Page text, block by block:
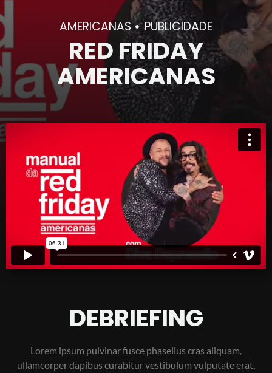
AMERICANAS PUBLICIDADE
RED FRIDAY
AMERICANAS
DEBRIEFING
Lorem ipsum pulvinar fusce phasellus cras aliquam,
ullamcorper dapibus curabitur vestibulum vulputate erat,